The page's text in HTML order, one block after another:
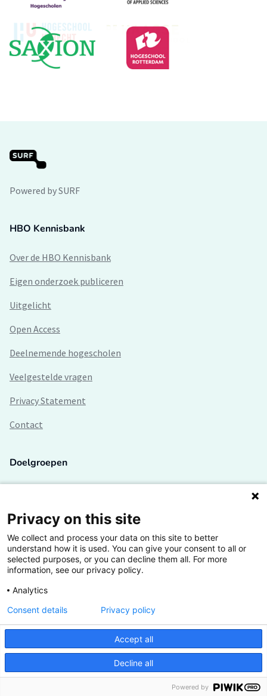
Powered by SURF
HBO Kennisbank
Over de HBO Kennisbank
Eigen onderzoek publiceren
Uitgelicht
Open Access
Deelnemende hogescholen
Veelgestelde vragen
Privacy Statement
Contact
Doelgroepen
Lectoren en onderzoekers
Bedrijven
Hogescholen
De grootste kennisbank van het HBO
Inspiratie op jouw vakgebied
Vrij toegankelijk
Privacy on this site
We collect and process your data on this site to better
understand how it is used. You can give your consent to all or
selected purposes, or you can decline them all. For more
information, see our privacy policy.
Analytics
Accept all
Decline all
Consent details Privacy policy
Powered by